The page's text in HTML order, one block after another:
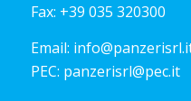
Fax: +39 035 320300
Email:
PEC: panzerisrl@pec.it